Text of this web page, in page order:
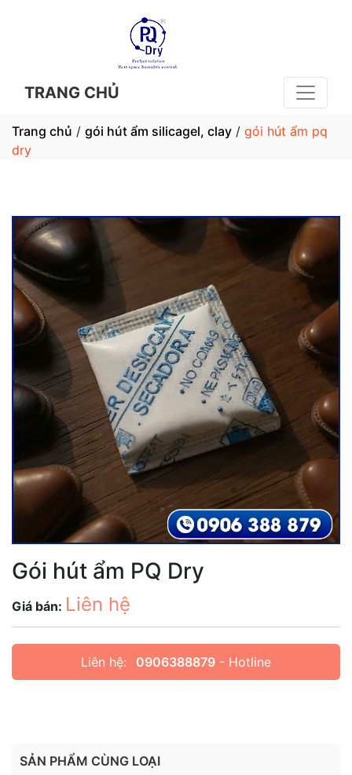
TRANG CHỦ
Trang chủ / gói hút ẩm silicagel, clay / gói hút ẩm pq
dry
Gói hút ẩm PQ Dry
Giá bán: Liên hệ
Liên hệ: 0906388879 - Hotline
SẢN PHẨM CÙNG LOẠI